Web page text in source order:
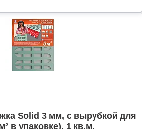
Solid 3 мм, с вырубкой для
в упаковке), 1 кв.м.